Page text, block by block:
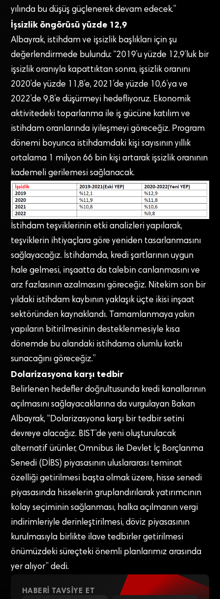
yılında bu düşüş güçlenerek devam edecek.”
İşsizlik öngörüsü yüzde 12,9
Albayrak, istihdam ve işsizlik başlıkları için şu
değerlendirmede bulundu: “2019’u yüzde 12,9’luk bir
işsizlik oranıyla kapattıktan sonra, işsizlik oranını
2020’de yüzde 11,8’e, 2021’de yüzde 10,6’ya ve
2022’de 9,8’e düşürmeyi hedefliyoruz. Ekonomik
aktivitedeki toparlanma ile iş gücüne katılım ve
istihdam oranlarında iyileşmeyi göreceğiz. Program
dönemi boyunca istihdamdaki kişi sayısının yıllık
ortalama 1 milyon 66 bin kişi artarak işsizlik oranının
kademeli gerilemesi sağlanacak.
İstihdam teşviklerinin etki analizleri yapılarak,
teşviklerin ihtiyaçlara göre yeniden tasarlanmasını
sağlayacağız. İstihdamda, kredi şartlarının uygun
hale gelmesi, inşaatta da talebin canlanmasını ve
arz fazlasının azalmasını göreceğiz. Nitekim son bir
yıldaki istihdam kaybının yaklaşık üçte ikisi inşaat
sektöründen kaynaklandı. Tamamlanmaya yakın
yapıların bitirilmesinin desteklenmesiyle kısa
dönemde bu alandaki istihdama olumlu katkı
sunacağını göreceğiz.”
Dolarizasyona karşı tedbir
Belirlenen hedefler doğrultusunda kredi kanallarının
açılmasını sağlayacaklarına da vurgulayan Bakan
Albayrak, “Dolarizasyona karşı bir tedbir setini
devreye alacağız. BIST’de yeni oluşturulacak
alternatif ürünler, Omnibus ile Devlet İç Borçlanma
Senedi (DİBS) piyasasının uluslararası teminat
özelliği getirilmesi başta olmak üzere, hisse senedi
piyasasında hisselerin gruplandırılarak yatırımcının
kolay seçiminin sağlanması, halka açılmanın vergi
indirimleriyle derinleştirilmesi, döviz piyasasının
kurulmasıyla birlikte ilave tedbirler getirilmesi
önümüzdeki süreçteki önemli planlarımız arasında
yer alıyor” dedi.
HABERI TAVSIYE ET